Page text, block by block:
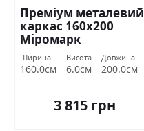
Преміум металевий
каркас 160х200
Міромарк
Ширина
160.0см
Висота
6.0см
Довжина
200.0см
3 815 грн